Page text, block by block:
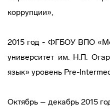
коррупции»,
2015 год - ФГБОУ ВПО
университет им. Н.П.
язык» уровень Pre-
Октябрь – декабрь 2015